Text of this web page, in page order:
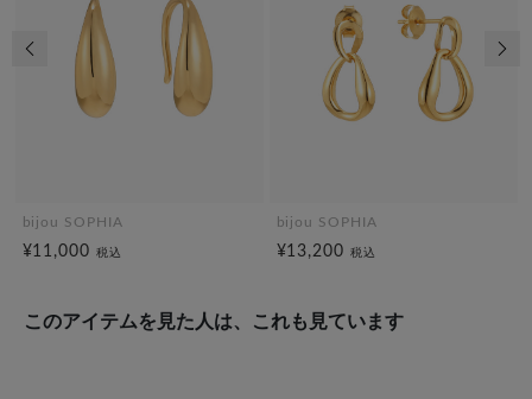
bijou SOPHIA
¥11,000税込
bijou SOPHIA
¥13,200税込
前の画像
このアイテムを見た人は、これも見ています